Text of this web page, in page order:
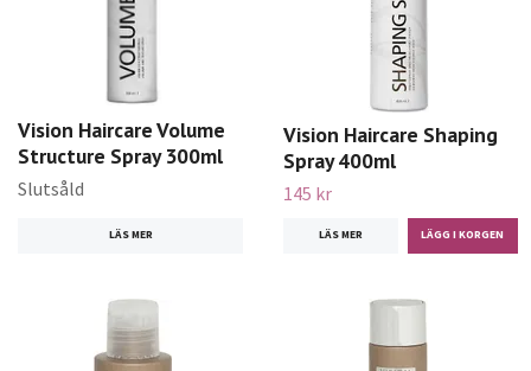
Vision Haircare Volume
Structure Spray 300ml
Slutsåld
LÄS MER
Vision Haircare Shaping
Spray 400ml
145 kr
LÄS MER